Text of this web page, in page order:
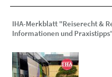
IHA-Merkblatt "Reiserecht &
Informationen und